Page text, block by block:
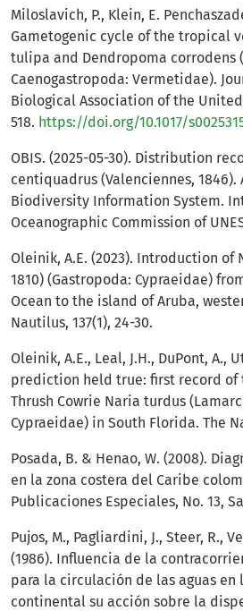
Miloslavich, P., Klein, E.
Gametogenic cycle of the tropical
tulipa and Dendropoma corrodens
Caenogastropoda: Vermetidae).
Biological Association of the
518. https://doi.org/10.1017/
OBIS. (2025-05-30). Distribution
centiquadrus (Valenciennes,
Biodiversity Information System.
Oceanographic Commission of
Oleinik, A.E. (2023). Introduction of
1810) (Gastropoda: Cypraeidae)
Ocean to the island of Aruba,
Nautilus, 137(1), 24-30.
Oleinik, A.E., Leal, J.H., DuPont, A.,
prediction held true: first record of
Thrush Cowrie Naria turdus
Cypraeidae) in South Florida. The
Posada, B. & Henao, W. (2008).
en la zona costera del Caribe
Publicaciones Especiales, No. 13,
Pujos, M., Pagliardini, J., Steer, R.,
(1986). Influencia de la
para la circulación de las aguas
continental su acción sobre la